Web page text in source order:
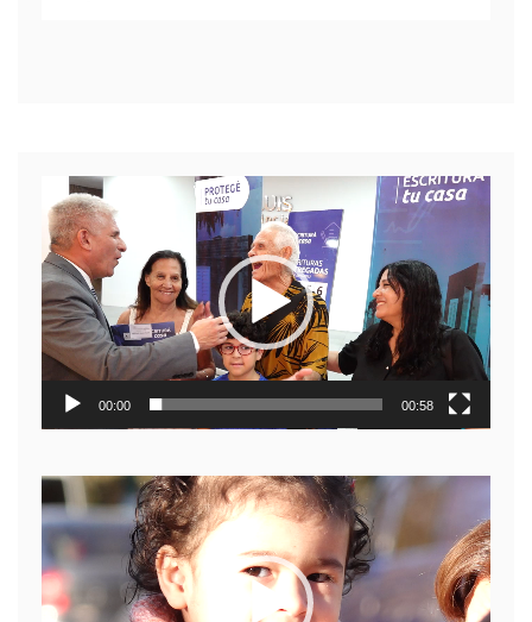
Reproductor
de
video
00:00 00:58
Reproductor
de
video